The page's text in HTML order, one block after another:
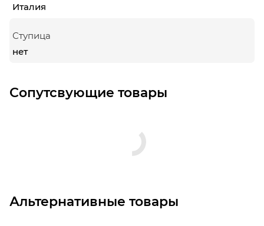
Италия
Ступица
нет
Сопутсвующие товары
Альтернативные товары